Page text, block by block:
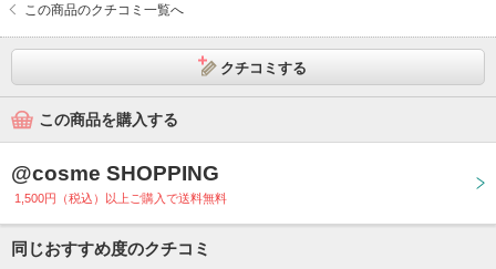
この商品のクチコミ一覧へ
クチコミする
この商品を購入する
@cosme SHOPPING
1,500円（税込）以上ご購入で送料無料
同じおすすめ度のクチコミ